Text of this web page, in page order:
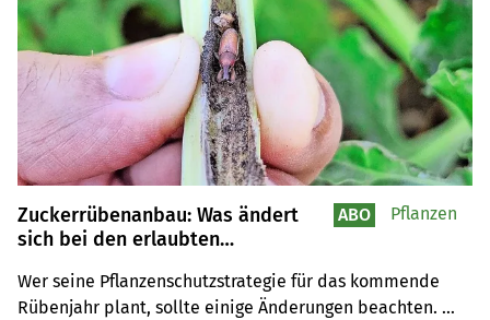
Zuckerrübenanbau: Was ändert
sich bei den erlaubten
Wer seine Pflanzenschutzstrategie für das kommende
Rübenjahr plant, sollte einige Änderungen beachten.
ABO Pflanzen